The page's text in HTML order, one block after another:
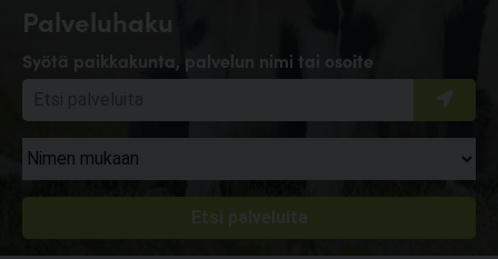
Palveluhaku
Syötä paikkakunta, palvelun nimi tai osoite